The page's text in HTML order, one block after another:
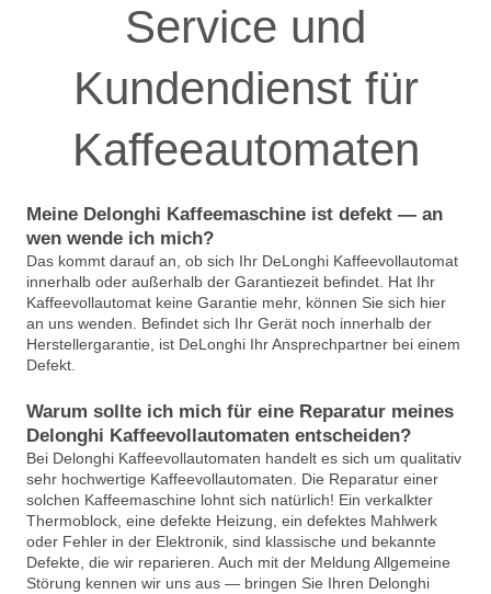
Service und
Kundendienst für
Kaffeeautomaten
Meine Delonghi Kaffeemaschine ist defekt — an
wen wende ich mich?
Das kommt darauf an, ob sich Ihr DeLonghi Kaffeevollautomat
innerhalb oder außerhalb der Garantiezeit befindet. Hat Ihr
Kaffeevollautomat keine Garantie mehr, können Sie sich hier
an uns wenden. Befindet sich Ihr Gerät noch innerhalb der
Herstellergarantie, ist DeLonghi Ihr Ansprechpartner bei einem
Defekt.
Warum sollte ich mich für eine Reparatur meines
Delonghi Kaffeevollautomaten entscheiden?
Bei Delonghi Kaffeevollautomaten handelt es sich um qualitativ
sehr hochwertige Kaffeevollautomaten. Die Reparatur einer
solchen Kaffeemaschine lohnt sich natürlich! Ein verkalkter
Thermoblock, eine defekte Heizung, ein defektes Mahlwerk
oder Fehler in der Elektronik, sind klassische und bekannte
Defekte, die wir reparieren. Auch mit der Meldung Allgemeine
Störung kennen wir uns aus — bringen Sie Ihren Delonghi